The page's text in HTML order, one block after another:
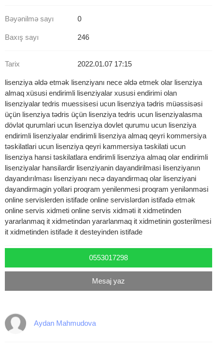
Bəyənilmə sayı 0
Baxış sayı 246
Tarix 2022.01.07 17:15
lisenziya əldə etmək lisenziyanı nece əldə etmek olar lisenziya
almaq xüsusi endirimli lisenziyalar xususi endirimi olan
lisenziyalar tedris muessisesi ucun lisenziya tədris müəssisəsi
üçün lisenziya tədris üçün lisenziya tedris ucun lisenziyalasma
dövlət qurumlari ucun lisenziya dovlet qurumu ucun lisenziya
endirimli lisenziyalar endirimli lisenziya almaq qeyri kommersiya
təskilatlari ucun lisenziya qeyri kammersiya təskilati ucun
lisenziya hansi təskilatlara endirimli lisenziya almaq olar endirimli
lisenziyalar hansilardir lisenziyanin dayandirilmasi lisenziyanın
dayandırılması lisenziyanı necə dayandirmaq olar lisenziyani
dayandirmagin yollari proqram yenilenmesi proqram yenilənməsi
online servislerden istifade online servislərdən istifadə etmək
online servis xidmeti online servis xidməti it xidmetinden
yararlanmaq it xidmetindən yararlanmaq it xidmetinin gosterilmesi
it xidmetinden istifade it desteyinden istifade
0553017298
Mesaj yaz
Aydan Mahmudova